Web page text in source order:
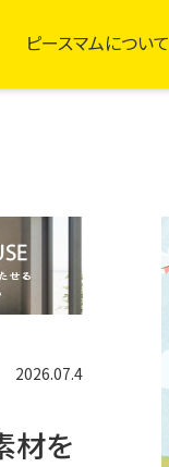
ピースマムについて
2026.07.4
材を